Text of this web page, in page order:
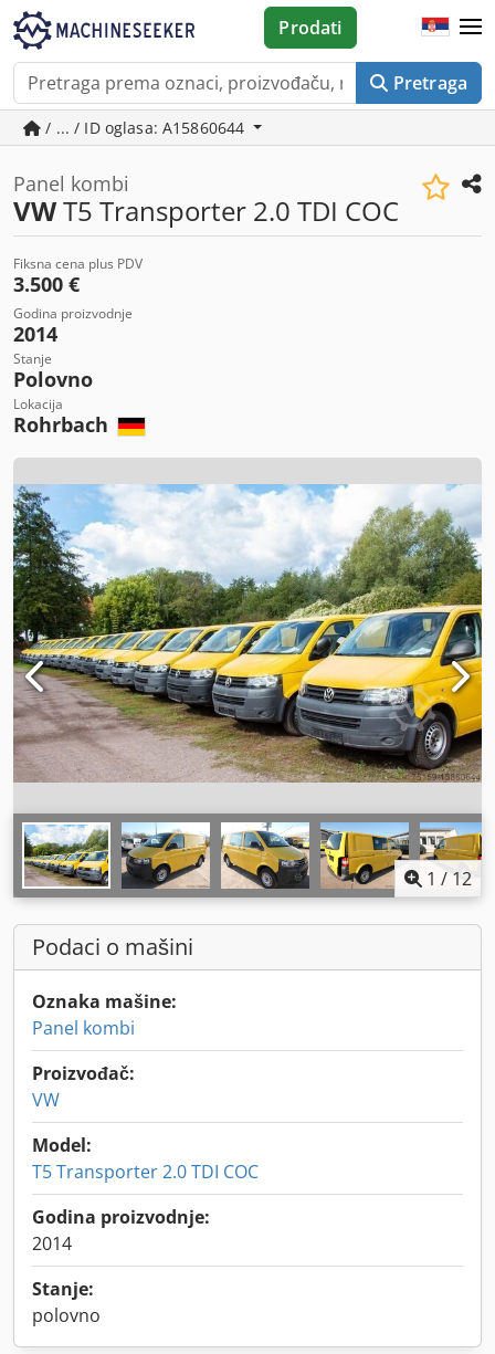
Pretraga
Prodati
/ ... / ID oglasa: A15860644
Panel kombi
VWT5 Transporter 2.0 TDI COC
Fiksna cena plus PDV
3.500 €
Godina proizvodnje
2014
Stanje
Polovno
Lokacija
Rohrbach
1 / 12
Podaci o mašini
Oznaka mašine:
Panel kombi
Proizvođač:
VW
Model:
T5 Transporter 2.0 TDI COC
Godina proizvodnje:
2014
Stanje:
polovno